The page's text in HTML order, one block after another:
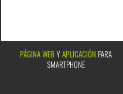
PÁGINA WEB YAPLICACIÓN PARA
SMARTPHONE